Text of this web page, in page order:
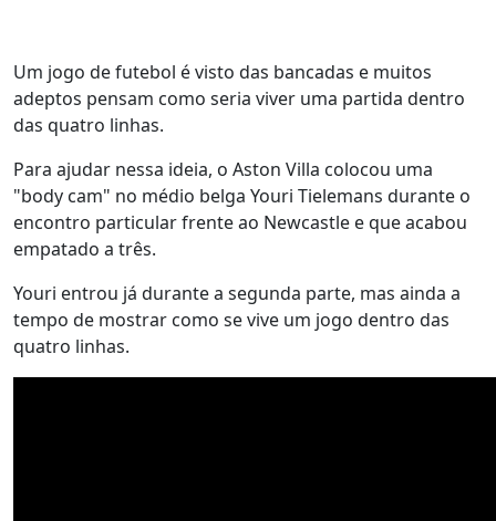
Um jogo de futebol é visto das bancadas e muitos
adeptos pensam como seria viver uma partida dentro
das quatro linhas.
Para ajudar nessa ideia, o Aston Villa colocou uma
"body cam" no médio belga Youri Tielemans durante o
encontro particular frente ao Newcastle e que acabou
empatado a três.
Youri entrou já durante a segunda parte, mas ainda a
tempo de mostrar como se vive um jogo dentro das
quatro linhas.